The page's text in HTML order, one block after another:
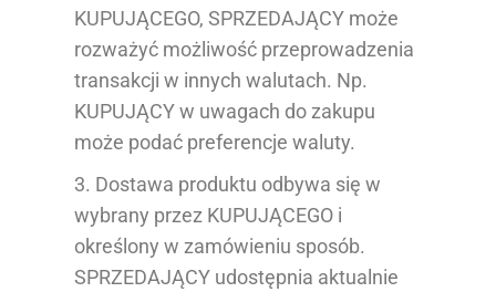
KUPUJĄCEGO, SPRZEDAJĄCY może
rozważyć możliwość przeprowadzenia
transakcji w innych walutach. Np.
KUPUJĄCY w uwagach do zakupu
może podać preferencje waluty.
3. Dostawa produktu odbywa się w
wybrany przez KUPUJĄCEGO i
określony w zamówieniu sposób.
SPRZEDAJĄCY udostępnia aktualnie